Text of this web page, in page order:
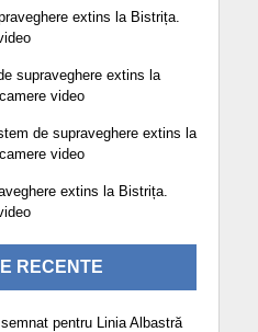
extins la Bistrița.
supraveghere extins la
video
de supraveghere extins la
video
extins la Bistrița.
RECENTE
pentru Linia Albastră